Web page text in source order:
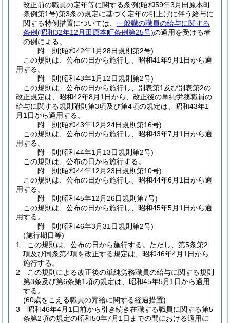
改正前の職員の定年等に関する条例(昭和59年3月田原本町
条例第1号)第3条の規定に基づく定年の引上げに伴う給与に
関する特例措置については、 一般職の職員の給与に関する
条例(昭和32年12月田原本町条例第25号)の適用を受ける者
の例による。
附 則(昭和42年1月28日規則第2号)
この規則は、公布の日から施行し、昭和41年9月1日から適
用する。
附 則(昭和43年1月12日規則第2号)
この規則は、公布の日から施行し、別表第1及び別表第2の
改正規定は、昭和42年8月1日から、改正後の単純労務職員の
給与に関する規則附則第3項及び第4項の規定は、昭和43年1
月1日から適用する。
附 則(昭和43年12月24日規則第16号)
この規則は、公布の日から施行し、昭和43年7月1日から適
用する。
附 則(昭和44年1月13日規則第2号)
この規則は、公布の日から施行する。
附 則(昭和44年12月23日規則第10号)
この規則は、公布の日から施行し、昭和44年6月1日から適
用する。
附 則(昭和45年12月26日規則第7号)
この規則は、公布の日から施行し、昭和45年5月1日から適
用する。
附 則(昭和46年3月31日規則第2号)
(施行期日等)
1
この規則は、公布の日から施行する。 ただし、第5条第2
項及び同条第4項を改正する規定は、昭和46年4月1日から
施行する。
2
この規則による改正後の単純労務職員の給与に関する規則
第3条及び第6条第1項の規定は、昭和45年5月1日から適用
する。
(60歳をこえる職員の昇給に関する経過措置)
3
昭和46年4月1日前から引き続き在職する職員に関する第5
条第2項の規定の昭和50年7月1日までの間における適用に